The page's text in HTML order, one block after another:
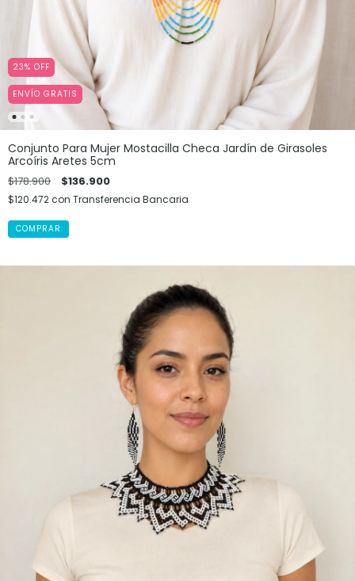
23% OFF
ENVÍO GRATIS
Conjunto Para Mujer Mostacilla Checa Jardín de Girasoles
Arcoíris Aretes 5cm
$178.900 $136.900
$120.472con Transferencia Bancaria
COMPRAR